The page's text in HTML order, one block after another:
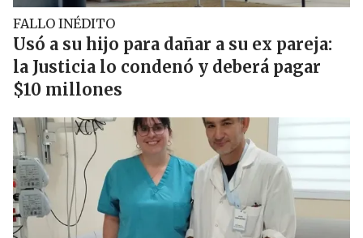
FALLO INÉDITO
Usó a su hijo para dañar a su ex pareja:
la Justicia lo condenó y deberá pagar
$10 millones